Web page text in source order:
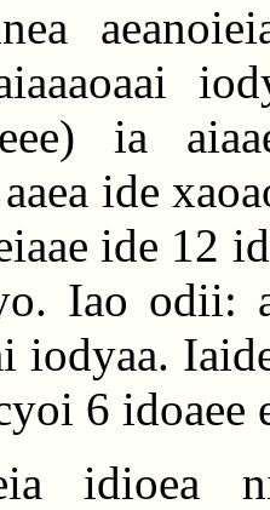
ia
ide
ide 12
Iao odii:
iodyaa.
6 idoaee
idioea